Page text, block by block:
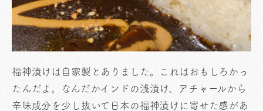
福神漬けは自家製とありました。これはおもしろかっ
たんだよ。なんだかインドの浅漬け、アチャールから
辛味成分を少し抜いて日本の福神漬けに寄せた感があ